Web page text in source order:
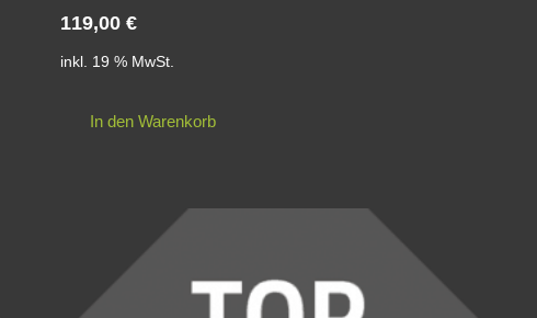
119,00 €
inkl. 19 % MwSt.
In den Warenkorb